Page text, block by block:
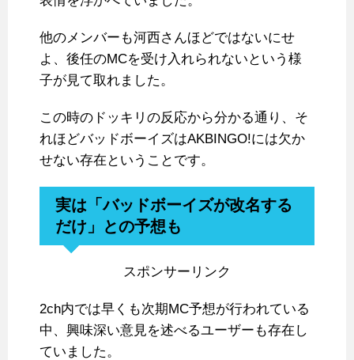
他のメンバーも河西さんほどではないにせ
よ、後任のMCを受け入れられないという様
子が見て取れました。
この時のドッキリの反応から分かる通り、そ
れほどバッドボーイズはAKBINGO!には欠か
せない存在ということです。
実は「バッドボーイズが改名する
だけ」との予想も
スポンサーリンク
2ch内では早くも次期MC予想が行われている
中、興味深い意見を述べるユーザーも存在し
ていました。